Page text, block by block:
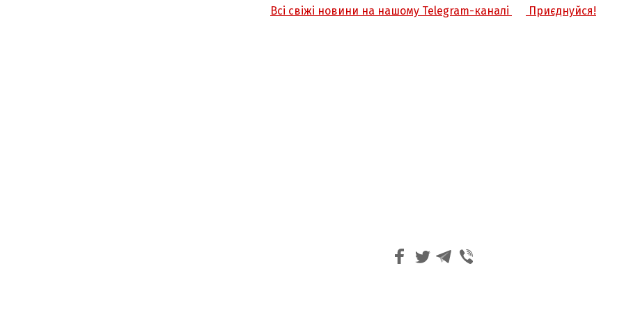
Всі свіжі новини на нашому Telegram-каналі Приєднуйся!